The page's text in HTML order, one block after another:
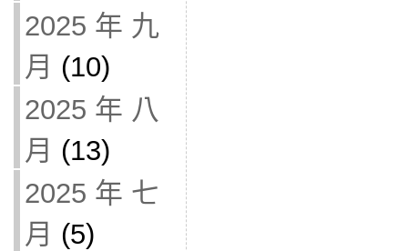
2025 年 九
月 (10)
2025 年 八
月 (13)
2025 年 七
月 (5)